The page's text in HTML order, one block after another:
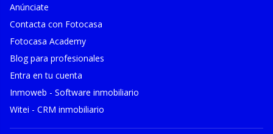
Anúnciate
Contacta con Fotocasa
Fotocasa Academy
Blog para profesionales
Entra en tu cuenta
Inmoweb - Software inmobiliario
Witei - CRM inmobiliario